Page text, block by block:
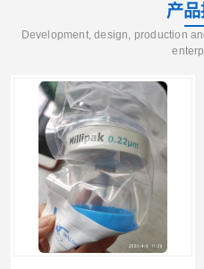
产
Development, design, production